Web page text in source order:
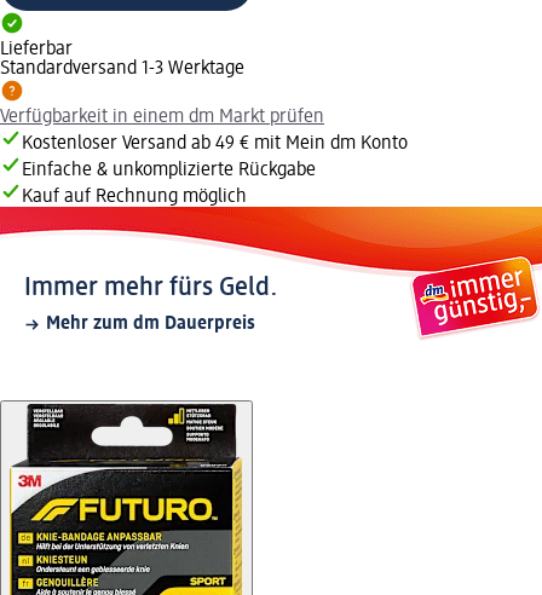
Lieferbar
Standardversand 1-3 Werktage
Verfügbarkeit in einem dm Markt prüfen
Kostenloser Versand ab 49 € mit Mein dm Konto
Einfache & unkomplizierte Rückgabe
Kauf auf Rechnung möglich
Immer mehr fürs Geld.
Mehr zum dm Dauerpreis